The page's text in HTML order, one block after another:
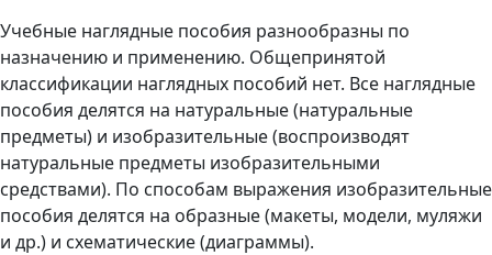
Учебные наглядные пособия разнообразны по
назначению и применению. Общепринятой
классификации наглядных пособий нет. Все наглядные
пособия делятся на натуральные (натуральные
предметы) и изобразительные (воспроизводят
натуральные предметы изобразительными
средствами). По способам выражения изобразительные
пособия делятся на образные (макеты, модели, муляжи
и др.) и схематические (диаграммы).